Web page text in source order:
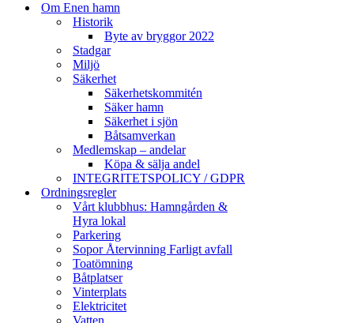
Om Enen hamn
Historik
Byte av bryggor 2022
Stadgar
Miljö
Säkerhet
Säkerhetskommitén
Säker hamn
Säkerhet i sjön
Båtsamverkan
Medlemskap – andelar
Köpa & sälja andel
INTEGRITETSPOLICY / GDPR
Ordningsregler
Vårt klubbhus: Hamngården &
Hyra lokal
Parkering
Sopor Återvinning Farligt avfall
Toatömning
Båtplatser
Vinterplats
Elektricitet
Vatten